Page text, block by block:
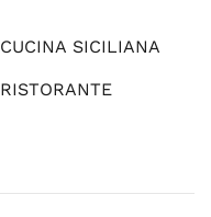
CUCINA SICILIANA
RISTORANTE